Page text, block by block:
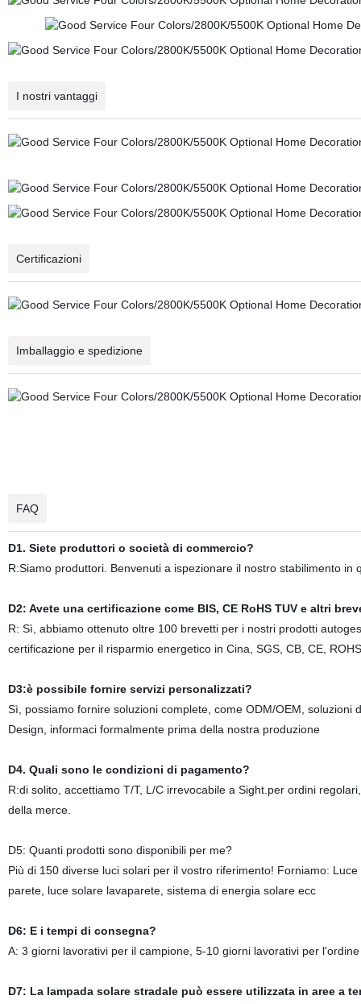
I nostri vantaggi
Certificazioni
Imballaggio e spedizione
FAQ
D1. Siete produttori o società di commercio?
R:Siamo produttori. Benvenuti a ispezionare il nostro stabilimento in
D2: Avete una certificazione come BIS, CE RoHS TUV e altri
R: Sì, abbiamo ottenuto oltre 100 brevetti per i nostri prodotti
certificazione per il risparmio energetico in Cina, SGS, CB, CE,
D3:è possibile fornire servizi personalizzati?
Sì, possiamo fornire soluzioni complete, come ODM/OEM,
Design, informaci formalmente prima della nostra produzione
D4. Quali sono le condizioni di pagamento?
R:di solito, accettiamo T/T, L/C irrevocabile a Sight.per ordini
della merce.
D5: Quanti prodotti sono disponibili per me?
Più di 150 diverse luci solari per il vostro riferimento! Forniamo:
parete, luce solare lavaparete, sistema di energia solare ecc
D6: E i tempi di consegna?
A: 3 giorni lavorativi per il campione, 5-10 giorni lavorativi per
D7: La lampada solare stradale può essere utilizzata in aree a